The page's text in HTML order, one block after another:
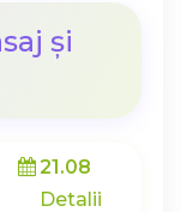
și
21.08
Detalii